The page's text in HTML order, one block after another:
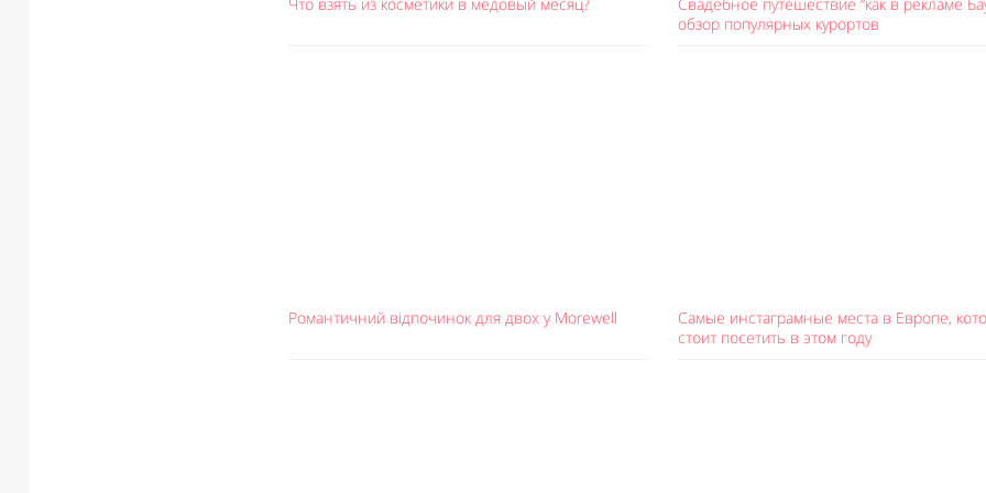
обзор популярных курортов
Романтичний відпочинок для двох у Morewell
Самые инстаграмные места в Европе,
стоит посетить в этом году